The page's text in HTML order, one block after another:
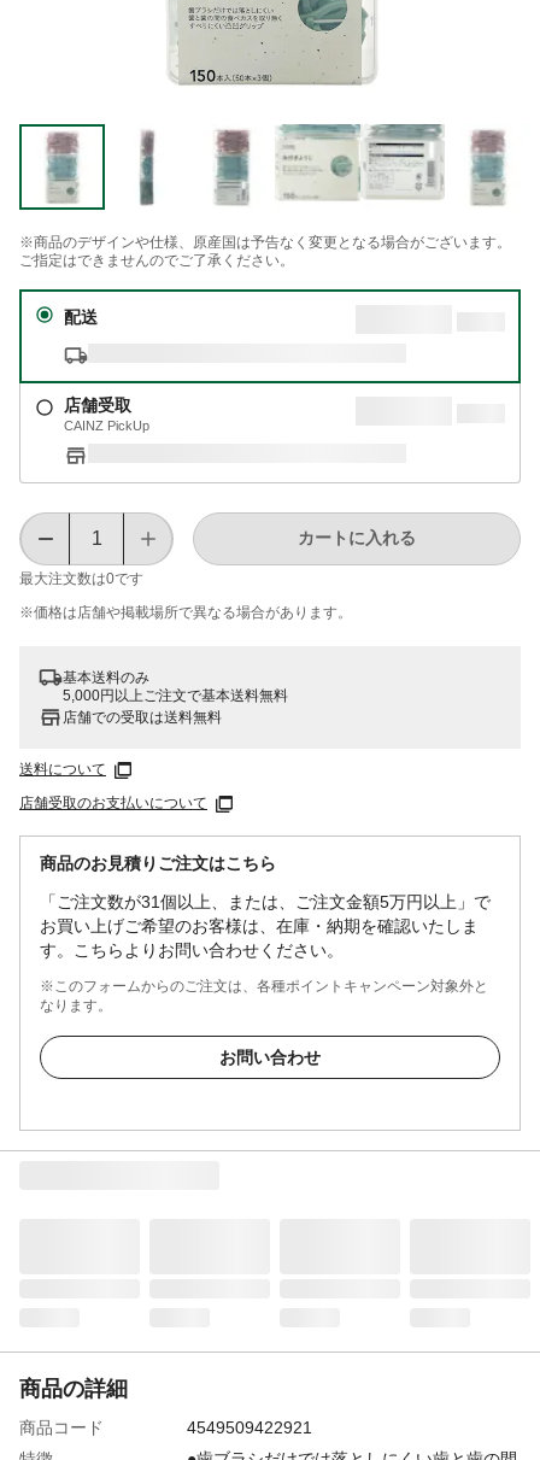
※商品のデザインや仕様、原産国は予告なく変更となる場合がございます。
ご指定はできませんのでご了承ください。
配送
店舗受取
CAINZ PickUp
最大注文数は0です
カートに入れる
※価格は​店舗や​掲載場所で​異なる​場合が​あります。
基本送料のみ
5,000円以上ご注文で基本送料無料
店舗での受取は送料無料
送料について
店舗受取のお支払いについて
商品のお見積りご注文はこちら
「ご注文数が31個以上、または、ご注文金額5万円以上」で
お買い上げご希望のお客様は、在庫・納期を確認いたしま
す。こちらよりお問い合わせください。
※このフォームからのご注文は、各種ポイントキャンペーン対象外と
なります。
お問い合わせ
商品の詳細
商品コード
4549509422921